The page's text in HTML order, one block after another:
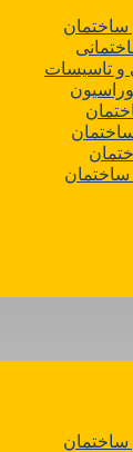
ساختمان
و تاسیسات
ساختمان
ساختمان